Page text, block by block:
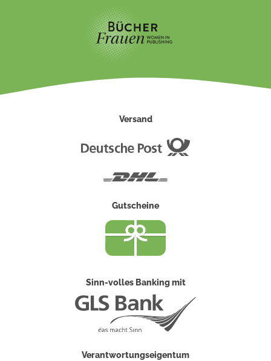
Versand
Gutscheine
Sinn-volles Banking mit
Verantwortungseigentum